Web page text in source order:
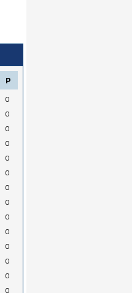
P
0
0
0
0
0
0
0
0
0
0
0
0
0
0